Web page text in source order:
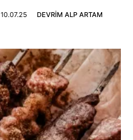
10.07.25
DEVRIM ALP ARTAM